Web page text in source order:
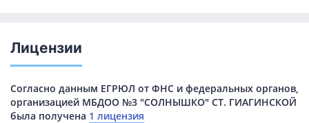
Лицензии
Согласно данным ЕГРЮЛ от ФНС и федеральных органов,
организацией МБДОО №3 "СОЛНЫШКО" СТ. ГИАГИНСКОЙ
была получена 1 лицензия